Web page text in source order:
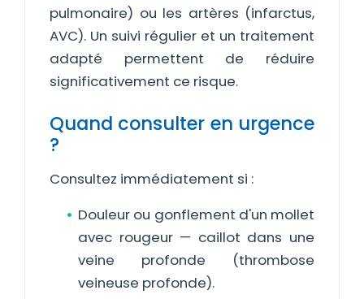
pulmonaire) ou les artères (infarctus,
AVC). Un suivi régulier et un traitement
adapté permettent de réduire
significativement ce risque.
Quand consulter en urgence
?
Consultez immédiatement si :
Douleur ou gonflement d'un mollet
avec rougeur — caillot dans une
veine profonde (thrombose
veineuse profonde).